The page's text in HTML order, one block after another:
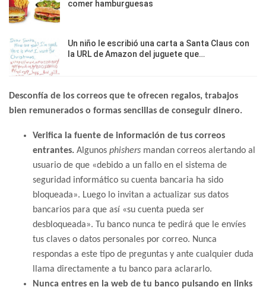
comer hamburguesas
Un niño le escribió una carta a Santa Claus con
la URL de Amazon del juguete que…
Desconfía de los correos que te ofrecen regalos, trabajos
bien remunerados o formas sencillas de conseguir dinero.
Verifica la fuente de información de tus correos
entrantes. Algunos phishers mandan correos alertando al
usuario de que «debido a un fallo en el sistema de
seguridad informático su cuenta bancaria ha sido
bloqueada». Luego lo invitan a actualizar sus datos
bancarios para que así «su cuenta pueda ser
desbloqueada». Tu banco nunca te pedirá que le envíes
tus claves o datos personales por correo. Nunca
respondas a este tipo de preguntas y ante cualquier duda
llama directamente a tu banco para aclararlo.
Nunca entres en la web de tu banco pulsando en links